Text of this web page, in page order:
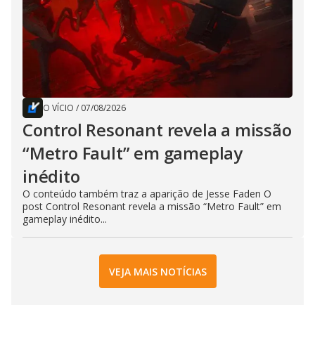
O VÍCIO / 07/08/2026
Control Resonant revela a missão
“Metro Fault” em gameplay
inédito
O conteúdo também traz a aparição de Jesse Faden O
post Control Resonant revela a missão “Metro Fault” em
gameplay inédito...
VEJA MAIS NOTÍCIAS